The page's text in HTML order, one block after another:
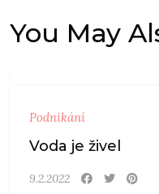
You May
Podnikání
Voda je živel
9.2.2022